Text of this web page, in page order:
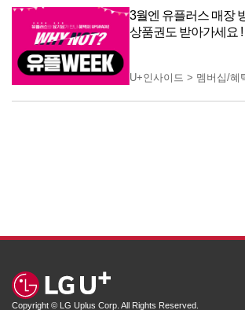
3월엔 유플러스 매장
상품권도 받아가세요 !
U+인사이드 > 멤버십/혜
Copyright © LG Uplus Corp. All Rights Reserved.